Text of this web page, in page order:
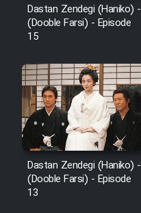
Dastan Zendegi (Haniko) -
(Dooble Farsi) - Episode
15
Dastan Zendegi (Haniko) -
(Dooble Farsi) - Episode
13